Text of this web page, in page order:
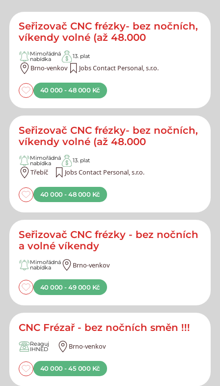
Nejnovější nabídky práce
Seřizovač CNC frézky- bez nočních,
víkendy volné (až 48.000
Mimořádná
nabídka 13. plat
Brno-venkov Jobs Contact Personal, s.r.o.
40 000 - 48 000 Kč
Seřizovač CNC frézky- bez nočních,
víkendy volné (až 48.000
Mimořádná
nabídka 13. plat
Třebíč Jobs Contact Personal, s.r.o.
40 000 - 48 000 Kč
Seřizovač CNC frézky - bez nočních
a volné víkendy
Mimořádná
nabídka Brno-venkov
40 000 - 49 000 Kč
CNC Frézař - bez nočních směn !!!
Reaguj
IHNED Brno-venkov
40 000 - 45 000 Kč